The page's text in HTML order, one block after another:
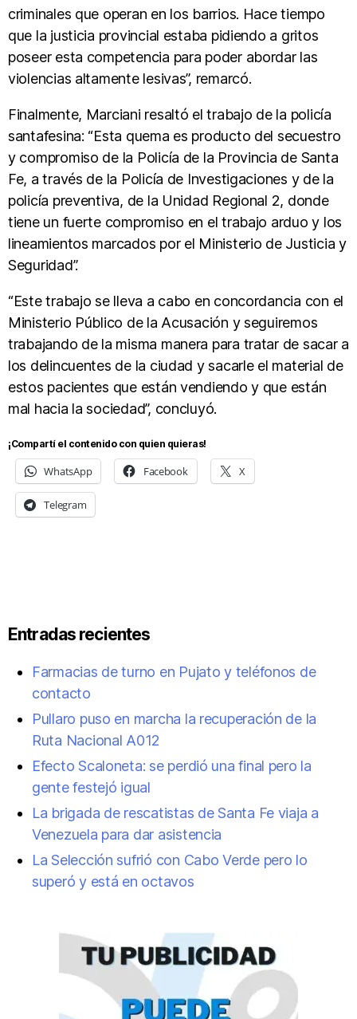
criminales que operan en los barrios. Hace tiempo
que la justicia provincial estaba pidiendo a gritos
poseer esta competencia para poder abordar las
violencias altamente lesivas”, remarcó.
Finalmente, Marciani resaltó el trabajo de la policía
santafesina: “Esta quema es producto del secuestro
y compromiso de la Policía de la Provincia de Santa
Fe, a través de la Policía de Investigaciones y de la
policía preventiva, de la Unidad Regional 2, donde
tiene un fuerte compromiso en el trabajo arduo y los
lineamientos marcados por el Ministerio de Justicia y
Seguridad”.
“Este trabajo se lleva a cabo en concordancia con el
Ministerio Público de la Acusación y seguiremos
trabajando de la misma manera para tratar de sacar a
los delincuentes de la ciudad y sacarle el material de
estos pacientes que están vendiendo y que están
mal hacia la sociedad”, concluyó.
¡Compartí el contenido con quien quieras!
WhatsApp Facebook X
Telegram
Entradas recientes
Farmacias de turno en Pujato y teléfonos de
contacto
Pullaro puso en marcha la recuperación de la
Ruta Nacional A012
Efecto Scaloneta: se perdió una final pero la
gente festejó igual
La brigada de rescatistas de Santa Fe viaja a
Venezuela para dar asistencia
La Selección sufrió con Cabo Verde pero lo
superó y está en octavos